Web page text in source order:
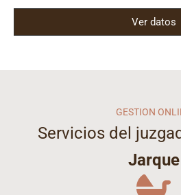
Ver datos
GESTION
Servicios del
Jarque